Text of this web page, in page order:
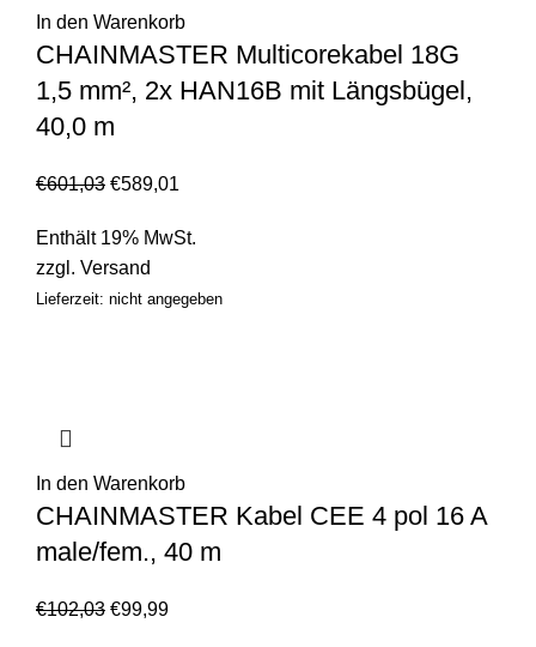
In den Warenkorb
CHAINMASTER Multicorekabel 18G
1,5 mm², 2x HAN16B mit Längsbügel,
40,0 m
€601,03 €589,01
Enthält 19% MwSt.
zzgl. Versand
Lieferzeit: nicht angegeben
In den Warenkorb
CHAINMASTER Kabel CEE 4 pol 16 A
male/fem., 40 m
€102,03 €99,99